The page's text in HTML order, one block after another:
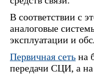
В соответствии с
аналоговые
эксплуатации и
Первичная сеть на
передачи СЦИ, а на